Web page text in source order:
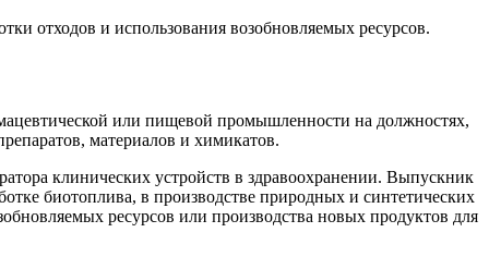
отходов и использования возобновляемых ресурсов.
или пищевой промышленности на должностях,
материалов и химикатов.
клинических устройств в здравоохранении. Выпускник
биотоплива, в производстве природных и синтетических
ресурсов или производства новых продуктов для